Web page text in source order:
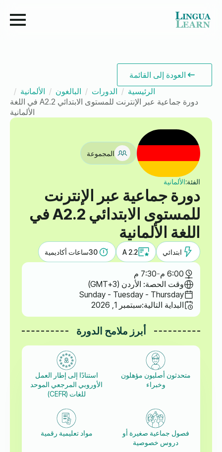
العودة إلى القائمة
الرئيسية
الدورات البالغون
الألمانية
دورة جماعية عبر الإنترنت للمستوى الابتدائي A2.2 في اللغة
الألمانية
المجموعة
الفئة:الألمانية
دورة جماعية عبر الإنترنت
للمستوى الابتدائي A2.2 في
اللغة الألمانية
ابتدائي A 2.2
30ساعات أكاديمية
6:00 م -7:30 م
وقت الحصة: الأردن (GMT+3)
Sunday - Tuesday - Thursday
البداية التالية:سبتمبر 1, 2026
أبرز ملامح الدورة
متحدثون أصليون مؤهلون
وخبراء
استنادًا إلى إطار العمل
الأوروبي المرجعي الموحد
للغات (CEFR)
فصول جماعية صغيرة أو
دروس خصوصية
مواد تعليمية رقمية